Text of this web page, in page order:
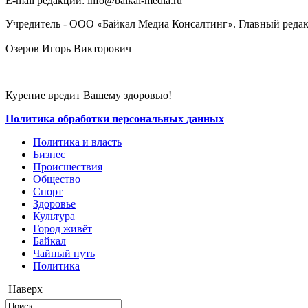
Учредитель - ООО «Байкал Медиа Консалтинг». Главный
Озеров Игорь Викторович
Курение вредит Вашему здоровью!
Политика обработки персональных данных
Политика и власть
Бизнес
Происшествия
Общество
Cпорт
Здоровье
Культура
Город живёт
Байкал
Чайный путь
Политика
Наверх